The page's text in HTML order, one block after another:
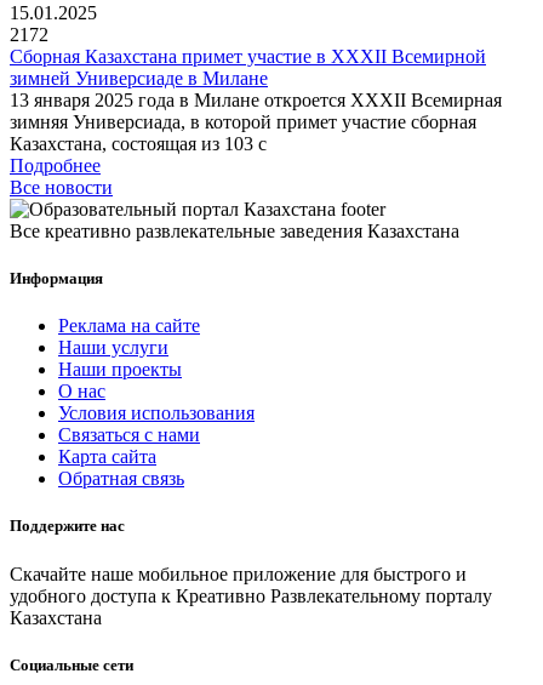
15.01.2025
2172
Сборная Казахстана примет участие в XXXII Всемирной
зимней Универсиаде в Милане
13 января 2025 года в Милане откроется XXXII Всемирная
зимняя Универсиада, в которой примет участие сборная
Казахстана, состоящая из 103 с
Подробнее
Все новости
Все креативно развлекательные заведения Казахстана
Информация
Реклама на сайте
Наши услуги
Наши проекты
О нас
Условия использования
Связаться с нами
Карта сайта
Обратная связь
Поддержите нас
Скачайте наше мобильное приложение для быстрого и
удобного доступа к Креативно Развлекательному порталу
Казахстана
Социальные сети